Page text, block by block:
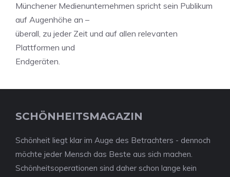
Münchener Medienunternehmen spricht sein Publikum
auf Augenhöhe an –
überall, zu jeder Zeit und auf allen relevanten
Plattformen und
Endgeräten.
SCHÖNHEITSMAGAZIN
Schönheit liegt klar im Auge des Betrachters - dennoch
möchte jeder Mensch das Beste aus sich machen.
Schönheitsoperationen sind daher schon lange kein